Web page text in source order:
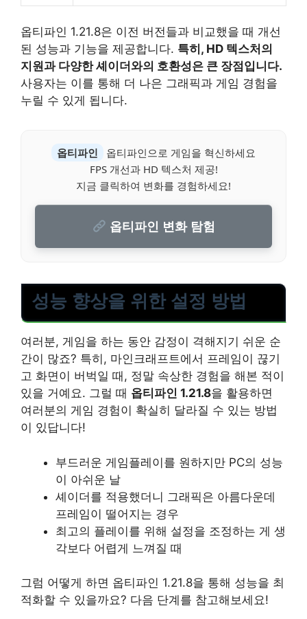
옵티파인 1.21.8은 이전 버전들과 비교했을 때 개선
된 성능과 기능을 제공합니다. 특히, HD 텍스처의
지원과 다양한 셰이더와의 호환성은 큰 장점입니다.
사용자는 이를 통해 더 나은 그래픽과 게임 경험을
누릴 수 있게 됩니다.
옵티파인
옵티파인으로 게임을 혁신하세요
FPS 개선과 HD 텍스처 제공!
지금 클릭하여 변화를 경험하세요!
옵티파인 변화 탐험
성능 향상을 위한 설정 방법
여러분, 게임을 하는 동안 감정이 격해지기 쉬운 순
간이 많죠? 특히, 마인크래프트에서 프레임이 끊기
고 화면이 버벅일 때, 정말 속상한 경험을 해본 적이
있을 거예요. 그럴 때 옵티파인 1.21.8을 활용하면
여러분의 게임 경험이 확실히 달라질 수 있는 방법
이 있답니다!
부드러운 게임플레이를 원하지만 PC의 성능
이 아쉬운 날
셰이더를 적용했더니 그래픽은 아름다운데
프레임이 떨어지는 경우
최고의 플레이를 위해 설정을 조정하는 게 생
각보다 어렵게 느껴질 때
그럼 어떻게 하면 옵티파인 1.21.8을 통해 성능을 최
적화할 수 있을까요? 다음 단계를 참고해보세요!